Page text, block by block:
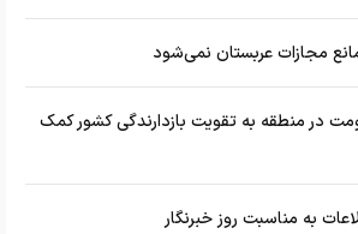
مجازات عربستان نمی‌شود
در منطقه به تقویت بازدارندگی کشور کمک
به مناسبت روز خبرنگار